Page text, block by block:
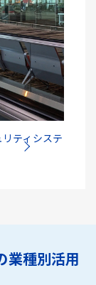
ティシステ
業種別活用